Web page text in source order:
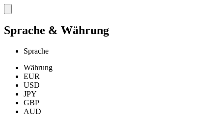
Sprache & Währung
Sprache
Währung
EUR
USD
JPY
GBP
AUD